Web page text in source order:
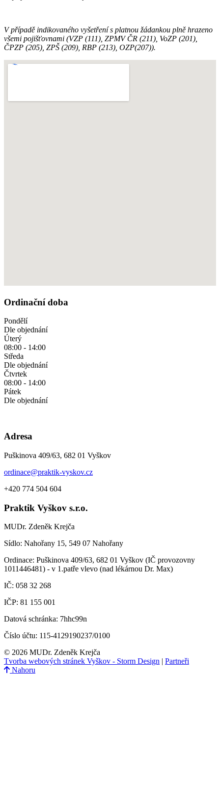
V případě indikovaného vyšetření s platnou žádankou plně hrazeno
všemi pojišťovnami (VZP (111), ZPMV ČR (211), VoZP (201),
ČPZP (205), ZPŠ (209), RBP (213), OZP(207)).
Ordinační doba
Pondělí
Dle objednání
Úterý
08:00 - 14:00
Středa
Dle objednání
Čtvrtek
08:00 - 14:00
Pátek
Dle objednání
Adresa
Puškinova 409/63, 682 01 Vyškov
ordinace@praktik-vyskov.cz
+420 774 504 604
Praktik Vyškov s.r.o.
MUDr. Zdeněk Krejča
Sídlo: Nahořany 15, 549 07 Nahořany
Ordinace: Puškinova 409/63, 682 01 Vyškov (IČ provozovny
1011446481) - v 1.patře vlevo (nad lékárnou Dr. Max)
IČ: 058 32 268
IČP: 81 155 001
Datová schránka: 7hhc99n
Číslo účtu: 115-4129190237/0100
© 2026 MUDr. Zdeněk Krejča
Tvorba webových stránek Vyškov - Storm Design | Partneři
Nahoru